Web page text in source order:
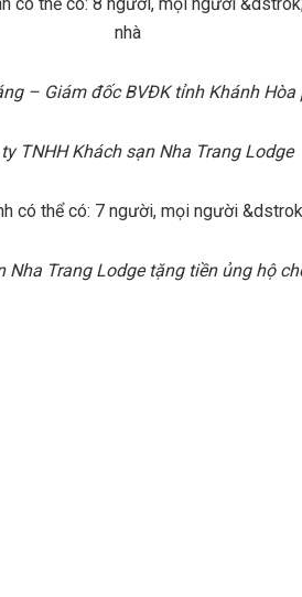
– Giám đốc BVĐK tỉnh Khánh
TNHH Khách sạn Nha Trang Lodge
Nha Trang Lodge tặng tiền ủng hộ